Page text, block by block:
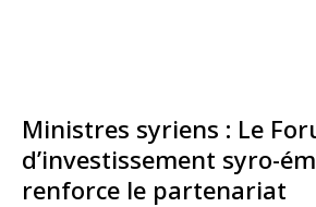
Ministres syriens : Le
d’investissement syro-
renforce le partenariat